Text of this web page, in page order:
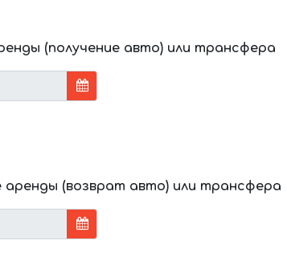
(получение авто) или трансфера
аренды (возврат авто) или трансфера